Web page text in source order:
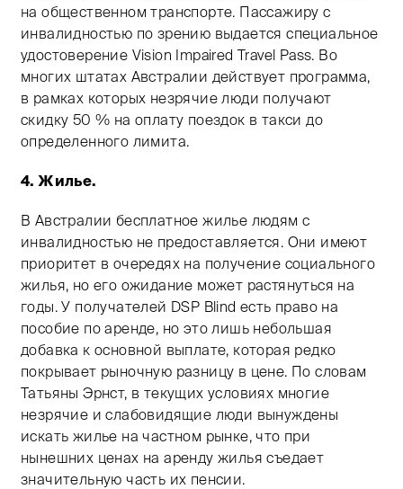
на общественном транспорте. Пассажиру с
инвалидностью по зрению выдается специальное
удостоверение Vision Impaired Travel Pass. Во
многих штатах Австралии действует программа,
в рамках которых незрячие люди получают
скидку 50 % на оплату поездок в такси до
определенного лимита.
4. Жилье.
В Австралии бесплатное жилье людям с
инвалидностью не предоставляется. Они имеют
приоритет в очередях на получение социального
жилья, но его ожидание может растянуться на
годы. У получателей DSP Blind есть право на
пособие по аренде, но это лишь небольшая
добавка к основной выплате, которая редко
покрывает рыночную разницу в цене. По словам
Татьяны Эрнст, в текущих условиях многие
незрячие и слабовидящие люди вынуждены
искать жилье на частном рынке, что при
нынешних ценах на аренду жилья съедает
значительную часть их пенсии.